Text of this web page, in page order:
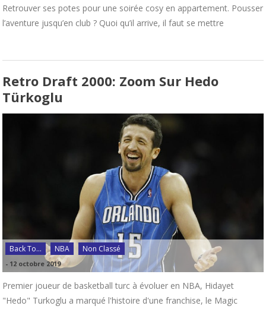
Retrouver ses potes pour une soirée cosy en appartement. Pousser
l’aventure jusqu’en club ? Quoi qu’il arrive, il faut se mettre
Retro Draft 2000: Zoom Sur Hedo
Türkoglu
Back To... NBA Non Classé
- 12 octobre 2019
Premier joueur de basketball turc à évoluer en NBA, Hidayet
"Hedo" Turkoglu a marqué l'histoire d'une franchise, le Magic